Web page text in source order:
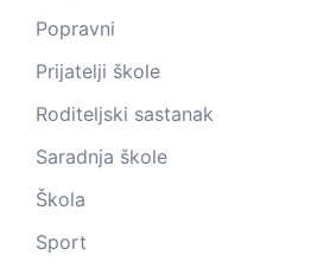
Popravni
Prijatelji škole
Roditeljski sastanak
Saradnja škole
Škola
Sport